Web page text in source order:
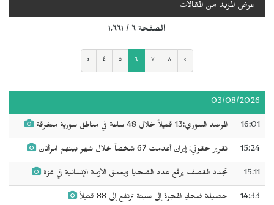
عرض المزيد من المقالات
الصفحة ٦ / ١٬٦٦١
‹ ٤ ٥ ٦ ٧ ٨ ›
03/08/2026
16:01 المرصد السوري:13 قتيلاً خلال 48 ساعة في مناطق سورية متفرقة
15:24 تقرير حقوقي: إيران أعدمت 67 شخصاً خلال شهر بينهم امرأتان
15:11 تجدد القصف يرفع عدد الضحايا ويعمق الأزمة الإنسانية في غزة
14:33 حصيلة ضحايا الهجرة إلى سبتة ترتفع إلى 88 قتيلاً